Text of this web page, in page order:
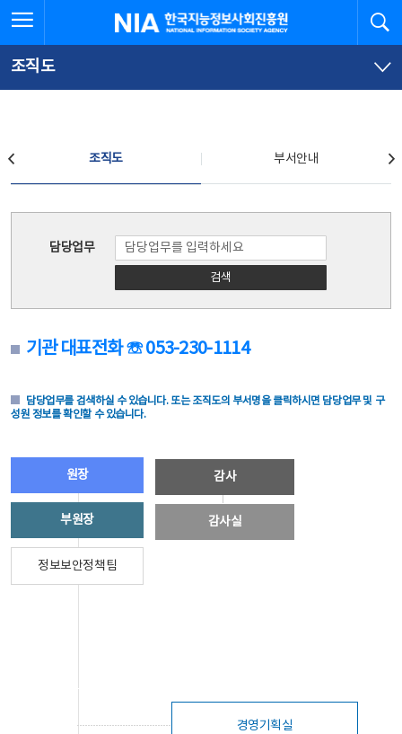
문
로
가
체
뉴
바
가
한국지능정보사회진흥원
조직도
조직도 부서안내
담당업무
검색
기관 대표전화 ☏ 053-230-1114
담당업무를 검색하실 수 있습니다. 또는 조직도의 부서명을 클릭하시면 담당업무 및 구
성원 정보를 확인할 수 있습니다.
원장
부원장
정보보안정책팀
감사
감사실
경영기획실